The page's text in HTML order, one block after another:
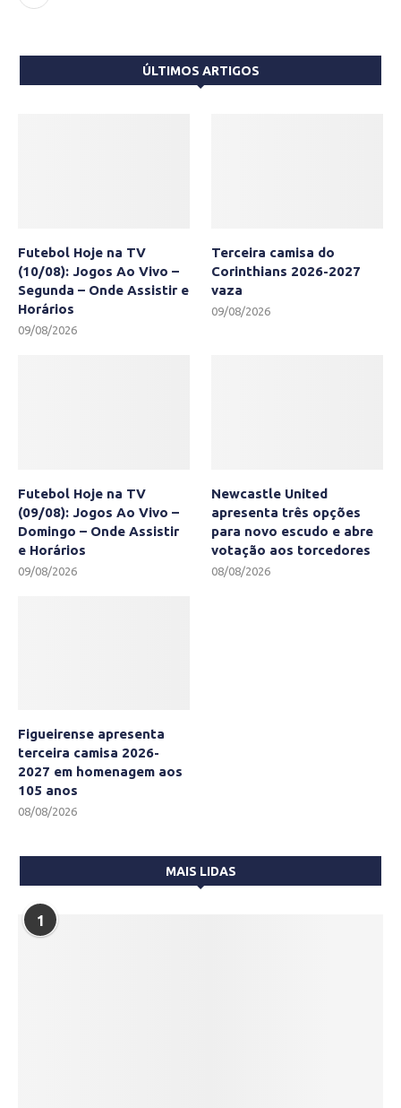
ÚLTIMOS ARTIGOS
Futebol Hoje na TV
(10/08): Jogos Ao Vivo –
Segunda – Onde Assistir e
Horários
09/08/2026
Terceira camisa do
Corinthians 2026-2027
vaza
09/08/2026
Futebol Hoje na TV
(09/08): Jogos Ao Vivo –
Domingo – Onde Assistir
e Horários
09/08/2026
Newcastle United
apresenta três opções
para novo escudo e abre
votação aos torcedores
08/08/2026
Figueirense apresenta
terceira camisa 2026-
2027 em homenagem aos
105 anos
08/08/2026
MAIS LIDAS
1